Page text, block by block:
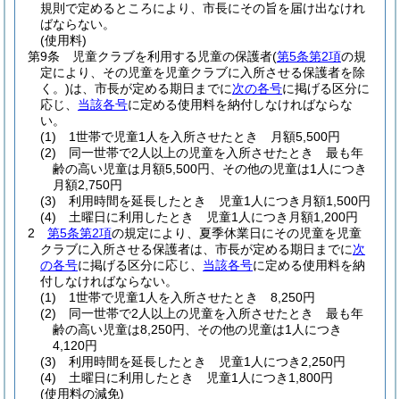
規則で定めるところにより、市長にその旨を届け出なけれ
ばならない。
(使用料)
第9条
児童クラブを利用する児童の保護者(第5条第2項の規
定により、その児童を児童クラブに入所させる保護者を除
く。)は、市長が定める期日までに次の各号に掲げる区分に
応じ、 当該各号に定める使用料を納付しなければならな
い。
(1)
1世帯で児童1人を入所させたとき 月額5,500円
(2)
同一世帯で2人以上の児童を入所させたとき 最も年
齢の高い児童は月額5,500円、その他の児童は1人につき
月額2,750円
(3)
利用時間を延長したとき 児童1人につき月額1,500円
(4)
土曜日に利用したとき 児童1人につき月額1,200円
2
第5条第2項の規定により、夏季休業日にその児童を児童
クラブに入所させる保護者は、市長が定める期日までに次
の各号に掲げる区分に応じ、 当該各号に定める使用料を納
付しなければならない。
(1)
1世帯で児童1人を入所させたとき 8,250円
(2)
同一世帯で2人以上の児童を入所させたとき 最も年
齢の高い児童は8,250円、その他の児童は1人につき
4,120円
(3)
利用時間を延長したとき 児童1人につき2,250円
(4)
土曜日に利用したとき 児童1人につき1,800円
(使用料の減免)